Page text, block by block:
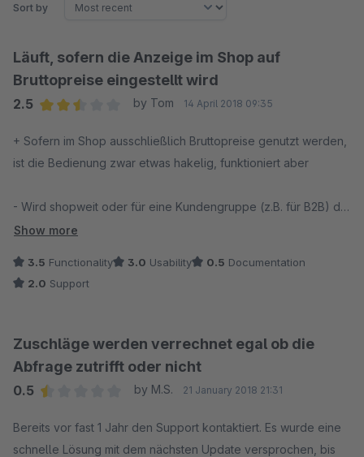
Sort by
Läuft, sofern die Anzeige im Shop auf
Bruttopreise eingestellt wird
2.5
by Tom 14 April 2018 09:35
+ Sofern im Shop ausschließlich Bruttopreise genutzt werden,
ist die Bedienung zwar etwas hakelig, funktioniert aber
- Wird shopweit oder für eine Kundengruppe (z.B. für B2B) die
Anzeige auf Nettopreise umgestellt, ist das Tool unbrauchbar,
nachvollziehbar) zusammenaddiert werden und eine falsche
Endsumme berechnet wird
- Längerer und mehrfacher Kontakt mit Support brachte keine
Lösung, bis auf die Erkenntnis, es liegt am Plugin ...
Show more
3.5 Functionality 3.0 Usability 0.5 Documentation
2.0 Support
Zuschläge werden verrechnet egal ob die
Abfrage zutrifft oder nicht
0.5
by M.S. 21 January 2018 21:31
Bereits vor fast 1 Jahr den Support kontaktiert. Es wurde eine
schnelle Lösung mit dem nächsten Update versprochen, bis